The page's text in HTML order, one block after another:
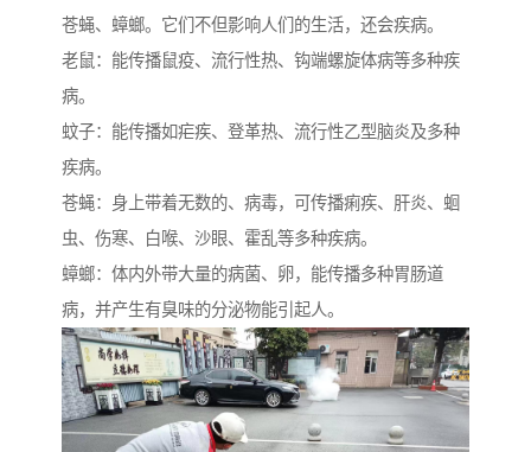
苍蝇、蟑螂。它们不但影响人们的生活，还会疾病。
老鼠：能传播鼠疫、流行性热、钩端螺旋体病等多种疾
病。
蚊子：能传播如疟疾、登革热、流行性乙型脑炎及多种
疾病。
苍蝇：身上带着无数的、病毒，可传播痢疾、肝炎、蛔
虫、伤寒、白喉、沙眼、霍乱等多种疾病。
蟑螂：体内外带大量的病菌、卵，能传播多种胃肠道
病，并产生有臭味的分泌物能引起人。